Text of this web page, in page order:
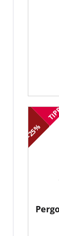
-25%